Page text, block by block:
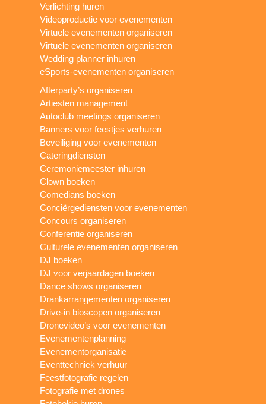
Verlichting huren
Videoproductie voor evenementen
Virtuele evenementen organiseren
Virtuele evenementen organiseren
Wedding planner inhuren
eSports-evenementen organiseren
Afterparty’s organiseren
Artiesten management
Autoclub meetings organiseren
Banners voor feestjes verhuren
Beveiliging voor evenementen
Cateringdiensten
Ceremoniemeester inhuren
Clown boeken
Comedians boeken
Conciërgediensten voor evenementen
Concours organiseren
Conferentie organiseren
Culturele evenementen organiseren
DJ boeken
DJ voor verjaardagen boeken
Dance shows organiseren
Drankarrangementen organiseren
Drive-in bioscopen organiseren
Dronevideo’s voor evenementen
Evenementenplanning
Evenementorganisatie
Eventtechniek verhuur
Feestfotografie regelen
Fotografie met drones